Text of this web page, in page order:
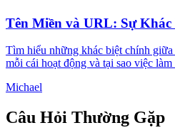
Tên Miền và URL: Sự Khác
Tìm hiểu những khác biệt chính
mỗi cái hoạt động và tại sao việc
Michael
Câu Hỏi Thường Gặp